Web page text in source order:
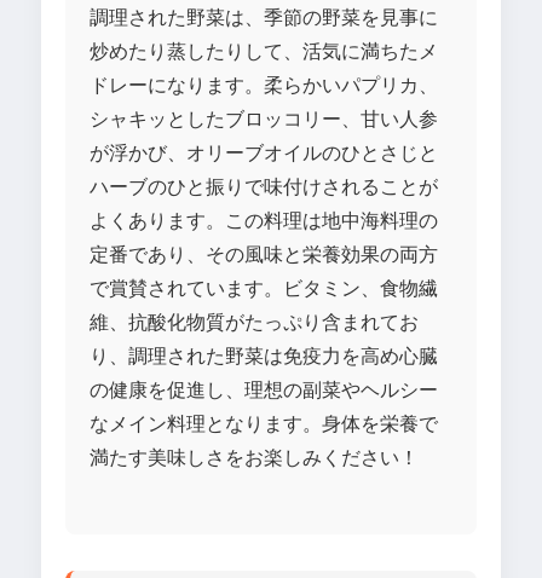
調理された野菜は、季節の野菜を見事に
炒めたり蒸したりして、活気に満ちたメ
ドレーになります。柔らかいパプリカ、
シャキッとしたブロッコリー、甘い人参
が浮かび、オリーブオイルのひとさじと
ハーブのひと振りで味付けされることが
よくあります。この料理は地中海料理の
定番であり、その風味と栄養効果の両方
で賞賛されています。ビタミン、食物繊
維、抗酸化物質がたっぷり含まれてお
り、調理された野菜は免疫力を高め心臓
の健康を促進し、理想の副菜やヘルシー
なメイン料理となります。身体を栄養で
満たす美味しさをお楽しみください！